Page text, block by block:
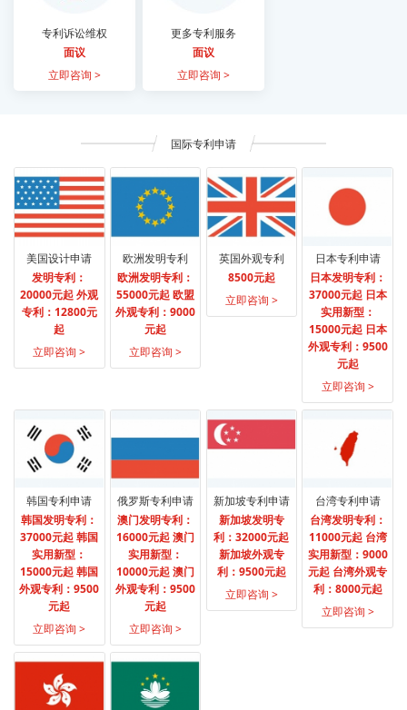
专利诉讼维权
面议
立即咨询 >
更多专利服务
面议
立即咨询 >
国际专利申请
美国设计申请
发明专利：
20000元起 外观
专利：12800元
起
立即咨询 >
欧洲发明专利
欧洲发明专利：
55000元起 欧盟
外观专利：9000
元起
立即咨询 >
英国外观专利
8500元起
立即咨询 >
日本专利申请
日本发明专利：
37000元起 日本
实用新型：
15000元起 日本
外观专利：9500
元起
立即咨询 >
韩国专利申请
韩国发明专利：
37000元起 韩国
实用新型：
15000元起 韩国
外观专利：9500
元起
立即咨询 >
俄罗斯专利申请
澳门发明专利：
16000元起 澳门
实用新型：
10000元起 澳门
外观专利：9500
元起
立即咨询 >
新加坡专利申请
新加坡发明专
利：32000元起
新加坡外观专
利：9500元起
立即咨询 >
台湾专利申请
台湾发明专利：
11000元起 台湾
实用新型：9000
元起 台湾外观专
利：8000元起
立即咨询 >